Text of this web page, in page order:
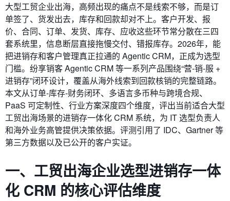
大型工贸企业出海，高频出现的痛点不是线索不够，而是订
单签了、货发出去，库存和回款却对不上。客户开发、报
价、合同、订单、发货、库存、应收这些环节常分散在三四
套系统里，信息断层直接拖慢交付、错报库存。2026年，能
把进销存和客户管理真正拉通的 Agentic CRM，正成为选型
门槛。纷享销客 Agentic CRM 等一系列产品围绕“营‑销‑服 +
进销存”闭环设计，覆盖从海外线索到回款核销的完整链路。
本文从订单‑库存‑财务闭环、多语言多币种与跨境合规、
PaaS 可定制性、行业方案深度四个维度，评出当前适合大型
工贸出海场景的进销存一体化 CRM 系统，为 IT 选型负责人
和海外业务高管提供决策依据。评测引用了 IDC、Gartner 等
第三方数据以及已公开的客户实证。
一、工贸出海企业选型进销存一体
化 CRM 的核心评估维度